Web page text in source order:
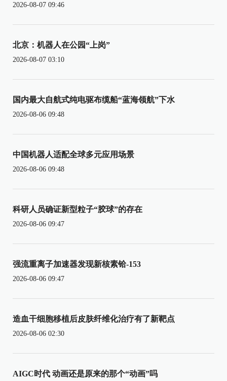
2026-08-07 09:46
北京：机器人在公园“上岗”
2026-08-07 03:10
国内最大自航式纯电驱布缆船“蓝海领航”下水
2026-08-06 09:48
中国机器人适配全球多元应用场景
2026-08-06 09:48
科研人员确证新型粒子“胶球”的存在
2026-08-06 09:47
强流重离子加速器发现新核素铪-153
2026-08-06 09:47
造血干细胞移植后皮肤纤维化治疗有了新靶点
2026-08-06 02:30
AIGC时代 动画还是原来的那个“动画”吗